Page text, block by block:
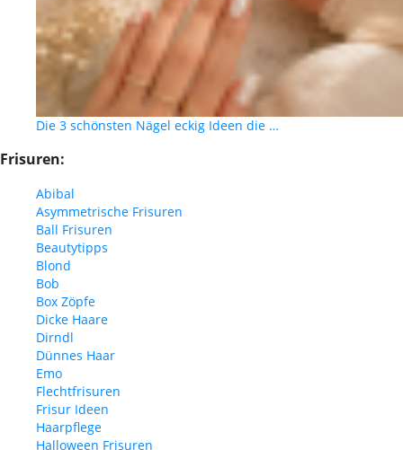
Die 3 schönsten Nägel eckig Ideen die …
Frisuren:
Abibal
Asymmetrische Frisuren
Ball Frisuren
Beautytipps
Blond
Bob
Box Zöpfe
Dicke Haare
Dirndl
Dünnes Haar
Emo
Flechtfrisuren
Frisur Ideen
Haarpflege
Halloween Frisuren